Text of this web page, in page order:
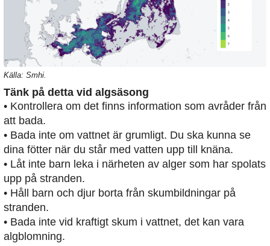
Källa: Smhi.
Tänk på detta vid algsäsong
• Kontrollera om det finns information som avråder från
att bada.
• Bada inte om vattnet är grumligt. Du ska kunna se
dina fötter när du står med vatten upp till knäna.
• Låt inte barn leka i närheten av alger som har spolats
upp på stranden.
• Håll barn och djur borta från skumbildningar på
stranden.
• Bada inte vid kraftigt skum i vattnet, det kan vara
algblomning.